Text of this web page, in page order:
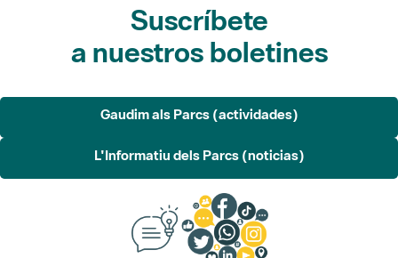
Suscríbete
a nuestros boletines
Gaudim als Parcs (actividades)
L'Informatiu dels Parcs (noticias)